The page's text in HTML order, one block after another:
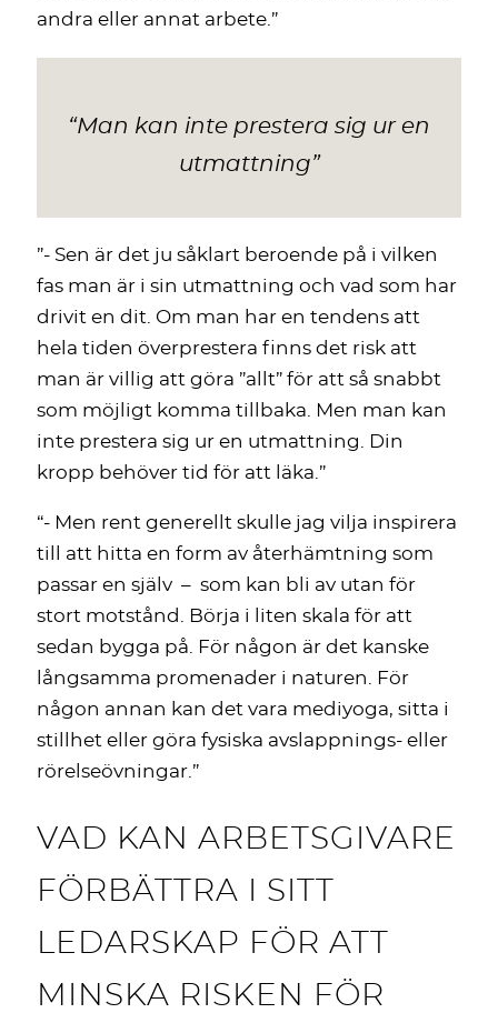
andra eller annat arbete.”
“Man kan inte prestera sig ur en
utmattning”
”- Sen är det ju såklart beroende på i vilken
fas man är i sin utmattning och vad som har
drivit en dit. Om man har en tendens att
hela tiden överprestera finns det risk att
man är villig att göra ”allt” för att så snabbt
som möjligt komma tillbaka. Men man kan
inte prestera sig ur en utmattning. Din
kropp behöver tid för att läka.”
“- Men rent generellt skulle jag vilja inspirera
till att hitta en form av återhämtning som
passar en själv – som kan bli av utan för
stort motstånd. Börja i liten skala för att
sedan bygga på. För någon är det kanske
långsamma promenader i naturen. För
någon annan kan det vara mediyoga, sitta i
stillhet eller göra fysiska avslappnings- eller
rörelseövningar.”
VAD KAN ARBETSGIVARE
FÖRBÄTTRA I SITT
LEDARSKAP FÖR ATT
MINSKA RISKEN FÖR